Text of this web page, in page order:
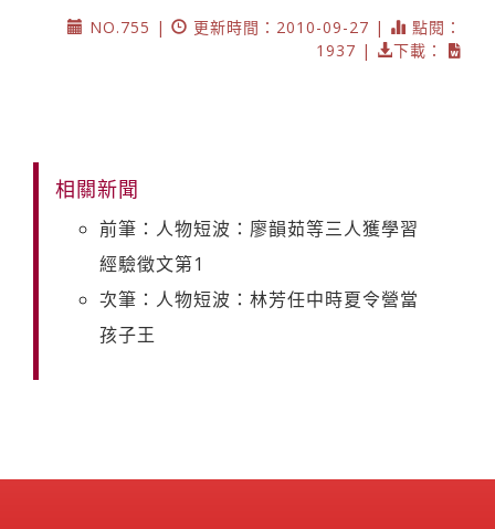
NO.755 |
更新時間：2010-09-27 |
點閱：
1937 |
下載：
相關新聞
前筆：人物短波：廖韻茹等三人獲學習
經驗徵文第1
次筆：人物短波：林芳任中時夏令營當
孩子王